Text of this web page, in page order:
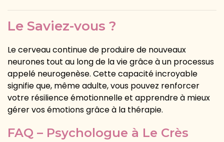
Le Saviez-vous ?
Le cerveau continue de produire de nouveaux
neurones tout au long de la vie grâce à un processus
appelé neurogenèse. Cette capacité incroyable
signifie que, même adulte, vous pouvez renforcer
votre résilience émotionnelle et apprendre à mieux
gérer vos émotions grâce à la thérapie.
FAQ – Psychologue à Le Crès